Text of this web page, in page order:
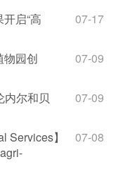
开启“高
07-17
物园创
07-09
内尔和贝
07-09
Services】
07-08